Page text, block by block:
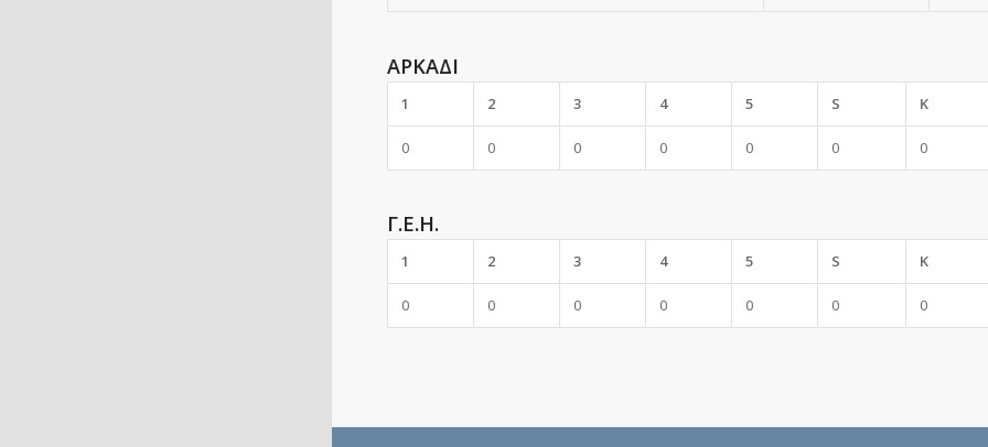
ΑΡΚΑΔΙ
1 2 3 4 5 S K
0 0 0 0 0 0 0
Γ.Ε.Η.
1 2 3 4 5 S K
0 0 0 0 0 0 0